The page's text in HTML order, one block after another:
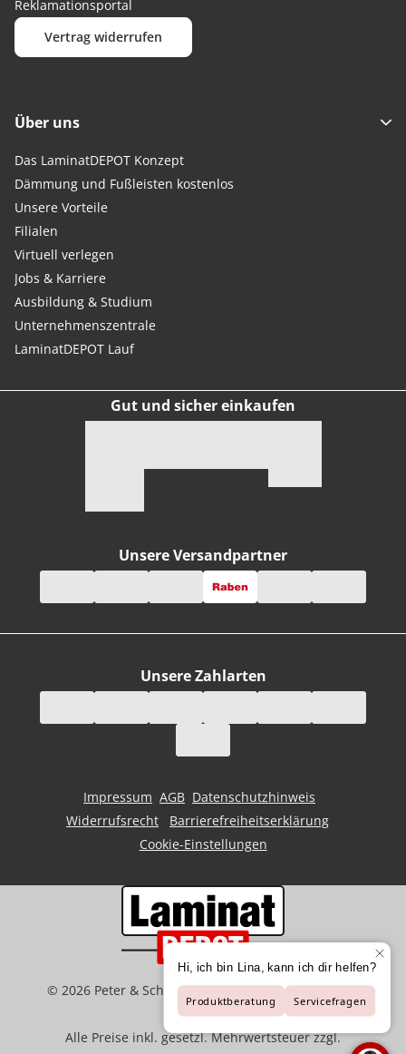
Reklamationsportal
Vertrag widerrufen
Über uns
Das LaminatDEPOT Konzept
Dämmung und Fußleisten kostenlos
Unsere Vorteile
Filialen
Virtuell verlegen
Jobs & Karriere
Ausbildung & Studium
Unternehmenszentrale
LaminatDEPOT Lauf
Gut und sicher einkaufen
Unsere Zahlarten
Unsere Versandpartner
Impressum AGB Datenschutzhinweis
Widerrufsrecht
Barrierefreiheitserklärung
Cookie-Einstellungen
© 2026 Peter & Schaffart GmbH | Der Spezialist für
Bodenbeläge
Alle Preise inkl. gesetzl. Mehrwertsteuer zzgl.